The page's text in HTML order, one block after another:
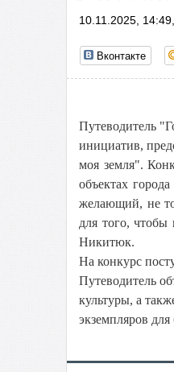
10.11.2025, 14:49,
Вконтакте
Путеводитель
инициатив,
моя земля".
объектах
желающий, не
для того,
Никитюк.
На конкурс
Путеводитель
культуры, а
экземпляров